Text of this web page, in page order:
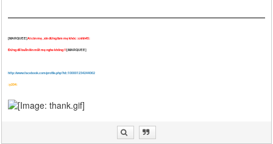
[MARQUEE]Ai còn mẹ , xin đừng làm mẹ khóc :cnhh45:
Đừng để buồn lên mắt mẹ nghe không !![/MARQUEE]
http://www.facebook.com/profile.php?id=100001234244062
:y204: